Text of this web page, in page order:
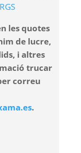
les quotes
de lucre,
i altres
trucar
correu
.